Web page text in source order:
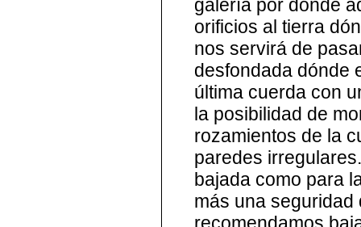
galería por dónde
orificios al tierra
nos servirá de
desfondada dónde
última cuerda con
la posibilidad de
rozamientos de la
paredes
bajada como para
más una